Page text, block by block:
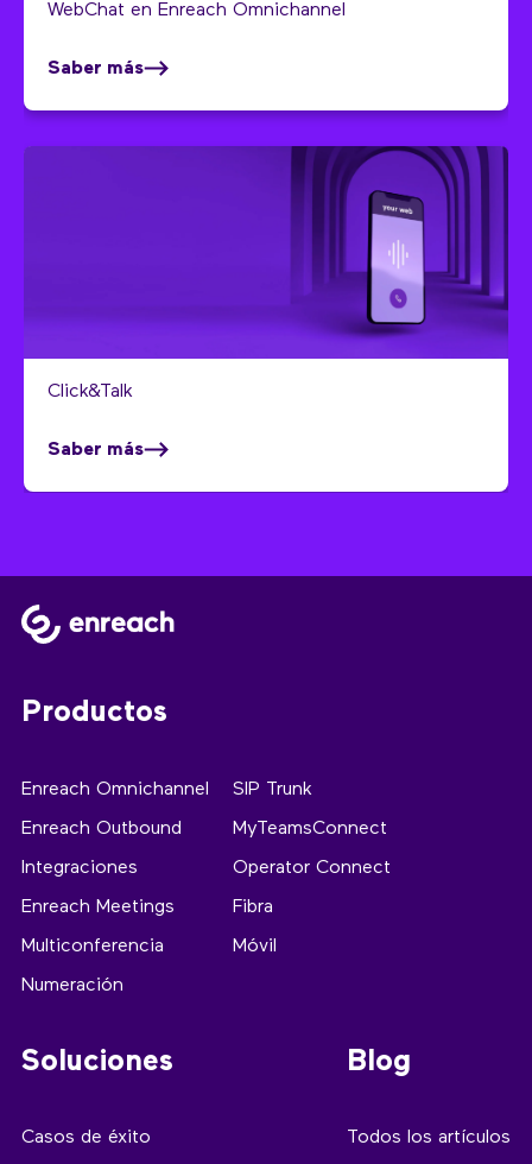
WebChat en Enreach Omnichannel
Saber más
Click&Talk
Saber más
Productos
Enreach Omnichannel
Enreach Outbound
Integraciones
Enreach Meetings
Multiconferencia
Numeración
SIP Trunk
MyTeamsConnect
Operator Connect
Fibra
Móvil
Soluciones
Casos de éxito
Blog
Todos los artículos